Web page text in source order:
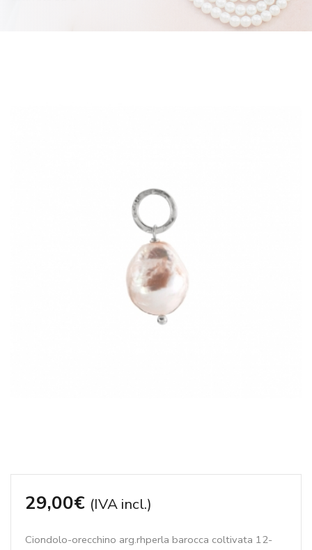
29,00€ (IVA incl.)
Ciondolo-orecchino arg.rhperla barocca coltivata 12-